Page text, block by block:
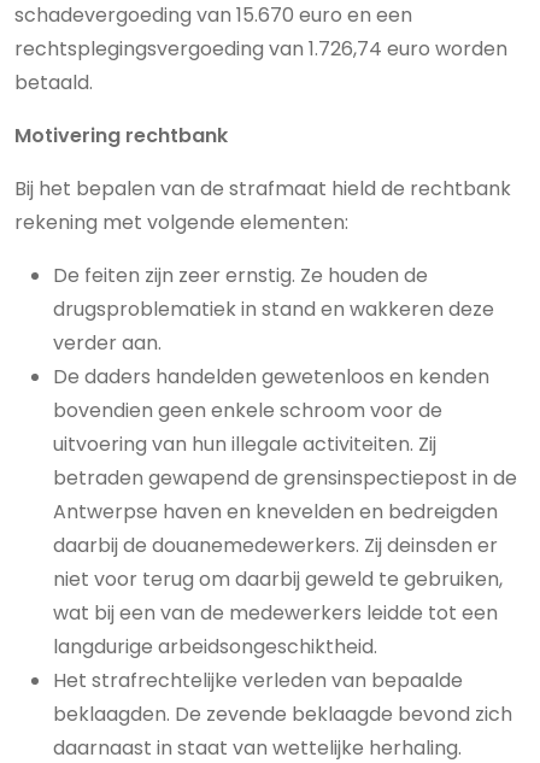
schadevergoeding van 15.670 euro en een
rechtsplegingsvergoeding van 1.726,74 euro worden
betaald.
Motivering rechtbank
Bij het bepalen van de strafmaat hield de rechtbank
rekening met volgende elementen:
De feiten zijn zeer ernstig. Ze houden de
drugsproblematiek in stand en wakkeren deze
verder aan.
De daders handelden gewetenloos en kenden
bovendien geen enkele schroom voor de
uitvoering van hun illegale activiteiten. Zij
betraden gewapend de grensinspectiepost in de
Antwerpse haven en knevelden en bedreigden
daarbij de douanemedewerkers. Zij deinsden er
niet voor terug om daarbij geweld te gebruiken,
wat bij een van de medewerkers leidde tot een
langdurige arbeidsongeschiktheid.
Het strafrechtelijke verleden van bepaalde
beklaagden. De zevende beklaagde bevond zich
daarnaast in staat van wettelijke herhaling.